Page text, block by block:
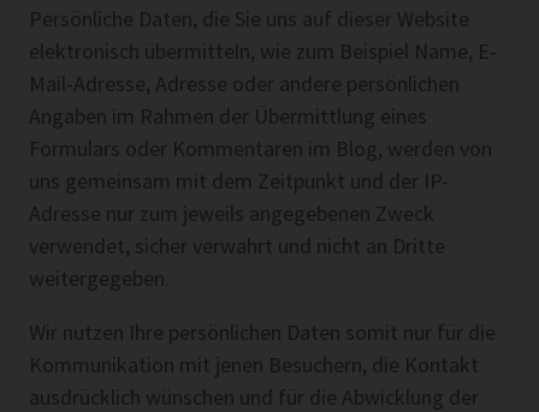
Persönliche Daten, die Sie uns auf dieser Website
elektronisch übermitteln, wie zum Beispiel Name, E-
Mail-Adresse, Adresse oder andere persönlichen
Angaben im Rahmen der Übermittlung eines
Formulars oder Kommentaren im Blog, werden von
uns gemeinsam mit dem Zeitpunkt und der IP-
Adresse nur zum jeweils angegebenen Zweck
verwendet, sicher verwahrt und nicht an Dritte
weitergegeben.
Wir nutzen Ihre persönlichen Daten somit nur für die
Kommunikation mit jenen Besuchern, die Kontakt
ausdrücklich wünschen und für die Abwicklung der